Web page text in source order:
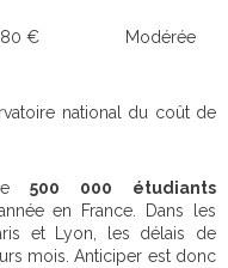
€ Modérée
national du coût de
500 000 étudiants
en France. Dans les
et Lyon, les délais de
mois. Anticiper est donc